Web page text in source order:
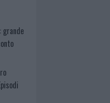
grande